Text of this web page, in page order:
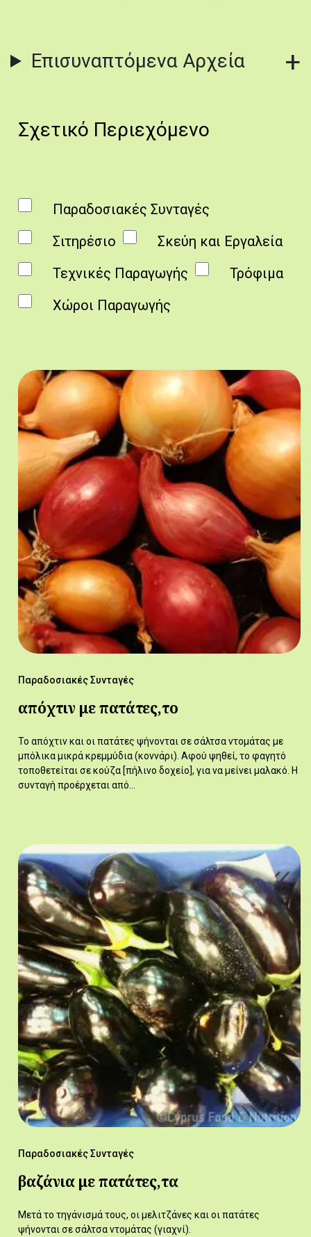
Επισυναπτόμενα Αρχεία
Σχετικό Περιεχόμενο
Παραδοσιακές Συνταγές
Σιτηρέσιο
Σκεύη και Εργαλεία
Τεχνικές Παραγωγής
Τρόφιμα
Χώροι Παραγωγής
Παραδοσιακές Συνταγές
απόχτιν με πατάτες,το
Το απόχτιν και οι πατάτες ψήνονται σε σάλτσα ντομάτας με
μπόλικα μικρά κρεμμύδια (κοννάρι). Αφού ψηθεί, το φαγητό
τοποθετείται σε κούζα [πήλινο δοχείο], για να μείνει μαλακό. Η
συνταγή προέρχεται από…
Παραδοσιακές Συνταγές
βαζάνια με πατάτες,τα
Μετά το τηγάνισμά τους, οι μελιτζάνες και οι πατάτες
ψήνονται σε σάλτσα ντομάτας (γιαχνί).